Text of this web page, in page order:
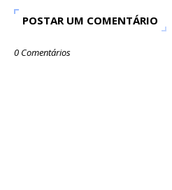
POSTAR UM COMENTÁRIO
0 Comentários